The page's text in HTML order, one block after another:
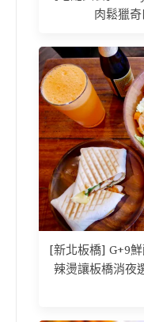
肉鬆獵
[新北板橋] G+9
辣燙讓板橋消夜